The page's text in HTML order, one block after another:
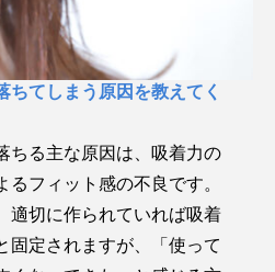
ちてしまう原因を教えてく
ちる主な原因は、吸着力の
るフィット感の不良です。
適切に作られていれば吸着
固定されますが、「使って